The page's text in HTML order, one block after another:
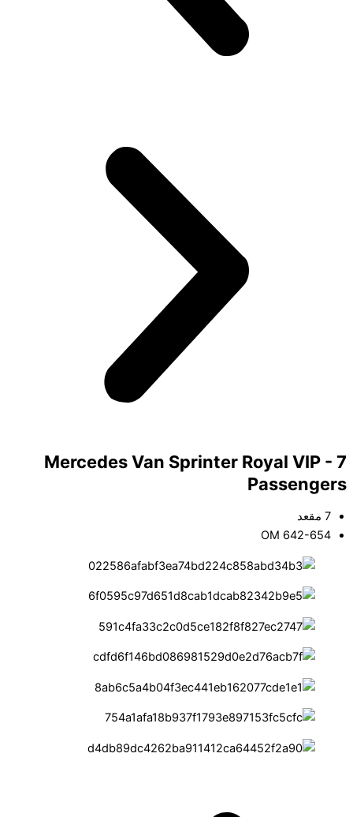
Mercedes Van Sprinter Royal VIP - 7
Passengers
7 مقعد
OM 642-654